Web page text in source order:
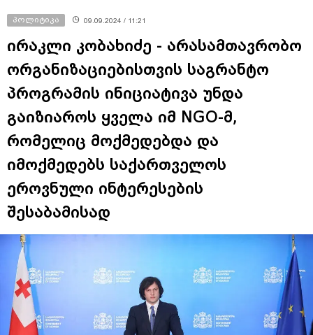
პოლიტიკა 09.09.2024 / 11:21
ირაკლი კობახიძე - არასამთავრობო
ორგანიზაციებისთვის საგრანტო
პროგრამის ინიციატივა უნდა
გაიზიაროს ყველა იმ NGO-მ,
რომელიც მოქმედებდა და
იმოქმედებს საქართველოს
ეროვნული ინტერესების
შესაბამისად